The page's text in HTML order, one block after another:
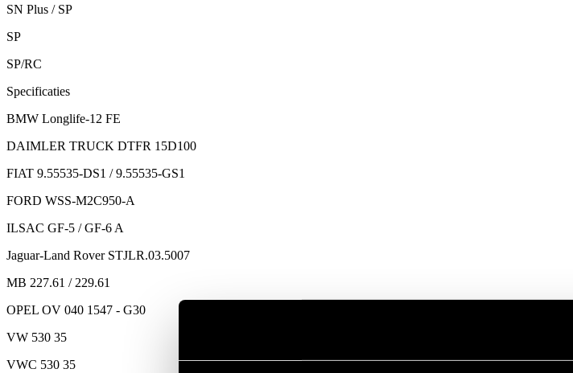
SN Plus / SP
SP
SP/RC
Specificaties
BMW Longlife-12 FE
DAIMLER TRUCK DTFR 15D100
FIAT 9.55535-DS1 / 9.55535-GS1
FORD WSS-M2C950-A
ILSAC GF-5 / GF-6 A
Jaguar-Land Rover STJLR.03.5007
MB 227.61 / 229.61
OPEL OV 040 1547 - G30
VW 530 35
VWC 530 35